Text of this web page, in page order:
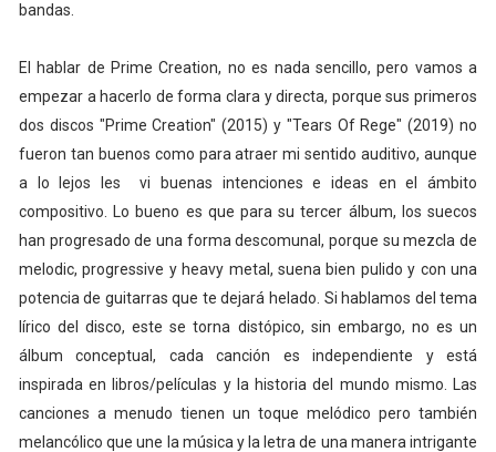
bandas.
El hablar de Prime Creation, no es nada sencillo, pero vamos a
empezar a hacerlo de forma clara y directa, porque sus primeros
dos discos "Prime Creation" (2015) y "Tears Of Rege" (2019) no
fueron tan buenos como para atraer mi sentido auditivo, aunque
a lo lejos les vi buenas intenciones e ideas en el ámbito
compositivo. Lo bueno es que para su tercer álbum, los suecos
han progresado de una forma descomunal, porque su mezcla de
melodic, progressive y heavy metal, suena bien pulido y con una
potencia de guitarras que te dejará helado. Si hablamos del tema
lírico del disco, este se torna distópico, sin embargo, no es un
álbum conceptual, cada canción es independiente y está
inspirada en libros/películas y la historia del mundo mismo. Las
canciones a menudo tienen un toque melódico pero también
melancólico que une la música y la letra de una manera intrigante